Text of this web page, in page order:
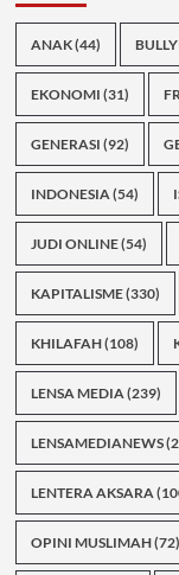
ANAK(44)
EKONOMI (31)
GENERASI (92)
INDONESIA(54)
JUDI ONLINE(54)
KAPITALISME(330)
KHILAFAH(108)
LENSA MEDIA(239)
LENSAMEDIANEWS
LENTERA AKSARA
OPINI MUSLIMAH(72)